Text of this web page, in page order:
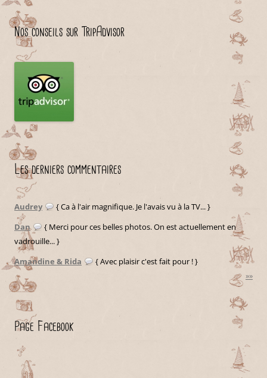
Nos conseils sur TripAdvisor
Les derniers commentaires
Audrey
{ Ca à l'air magnifique. Je l'avais vu à la TV... }
Dan
{ Merci pour ces belles photos. On est actuellement en
vadrouille... }
Amandine & Rida
{ Avec plaisir c'est fait pour ! }
»»
Page Facebook